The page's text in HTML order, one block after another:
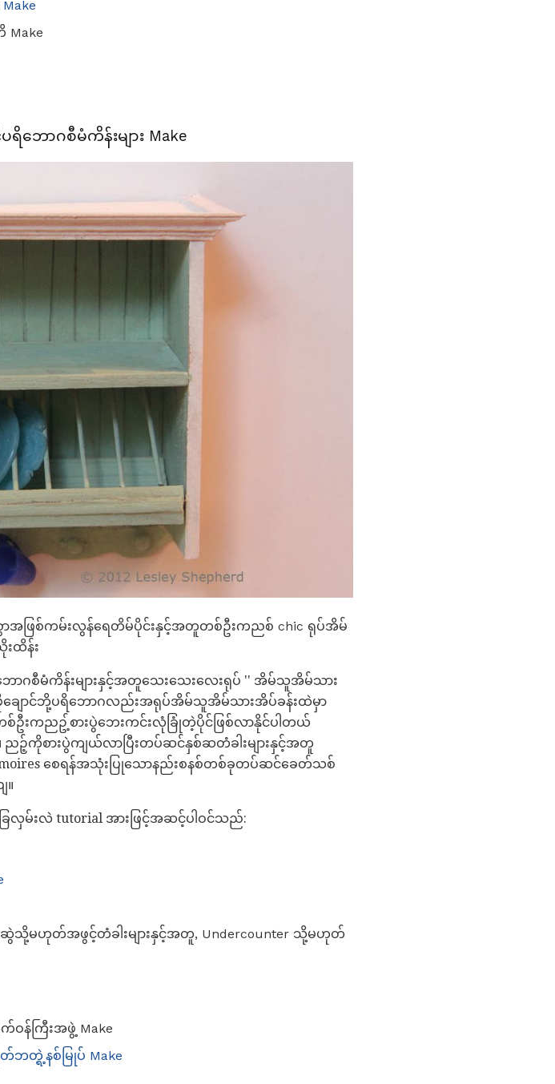
ရိဘောဂစီမံကိန်းများ Make
ာအဖြစ်ကမ်းလွန်ရေတိမ်ပိုင်းနှင့်အတူတစ်ဦးကညစ် chic ရုပ်အိမ်
းထိန်း
ဘောဂစီမံကိန်းများနှင့်အတူသေးသေးလေးရုပ် '' အိမ်သူအိမ်သား
ျောင်ဘို့ပရိဘောဂလည်းအရုပ်အိမ်သူအိမ်သားအိပ်ခန်းထဲမှာ
ဦးကညဥ့်စားပွဲဘေးကင်းလုံခြုံတဲ့ပိုင်ဖြစ်လာနိုင်ပါတယ်
ကိုစားပွဲကျယ်လာပြီးတပ်ဆင်နှစ်ဆတံခါးများနှင့်အတူ
စေရန်အသုံးပြုသောနည်းစနစ်တစ်ခုတပ်ဆင်ခေတ်သစ်
။
လှမ်းလဲ tutorial အားဖြင့်အဆင့်ပါဝင်သည်:
သို့မဟုတ်အဖွင့်တံခါးများနှင့်အတူ, Undercounter သို့မဟုတ်
ဝန်ကြီးအဖွဲ့ Make
ရဲ့နစ်မြုပ် Make